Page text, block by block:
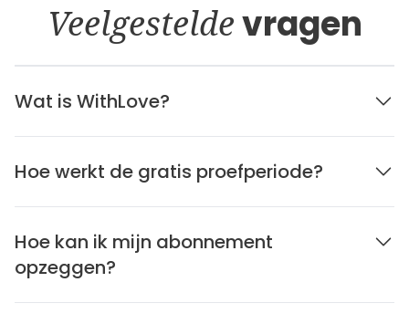
Veelgesteldevragen
Wat is WithLove?
Hoe werkt de gratis proefperiode?
Hoe kan ik mijn abonnement
opzeggen?